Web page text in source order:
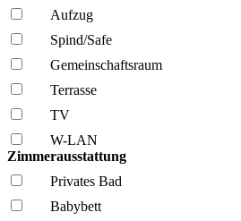
Aufzug
Spind/Safe
Gemeinschafts­raum
Terrasse
TV
W-LAN
Zimmerausstattung
Privates Bad
Babybett